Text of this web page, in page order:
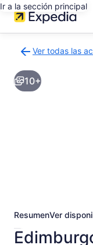
Ir a la sección principal
Ver todas las
a
la
página
10+
ResumenVer